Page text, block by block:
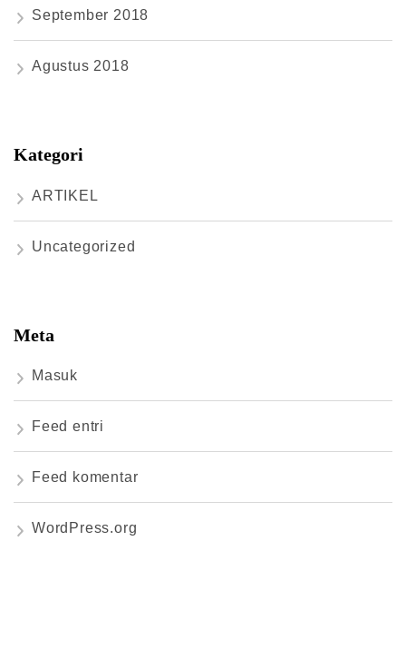
September 2018
Agustus 2018
Kategori
ARTIKEL
Uncategorized
Meta
Masuk
Feed entri
Feed komentar
WordPress.org